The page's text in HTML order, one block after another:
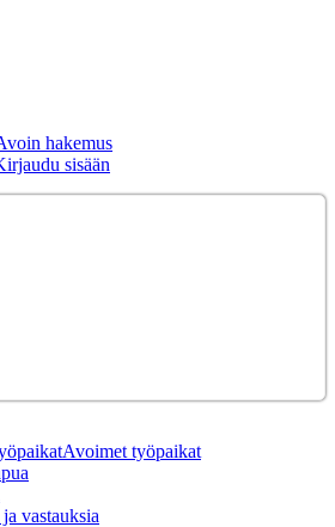
hakemus
sisään
Avoimet työpaikat
vastauksia